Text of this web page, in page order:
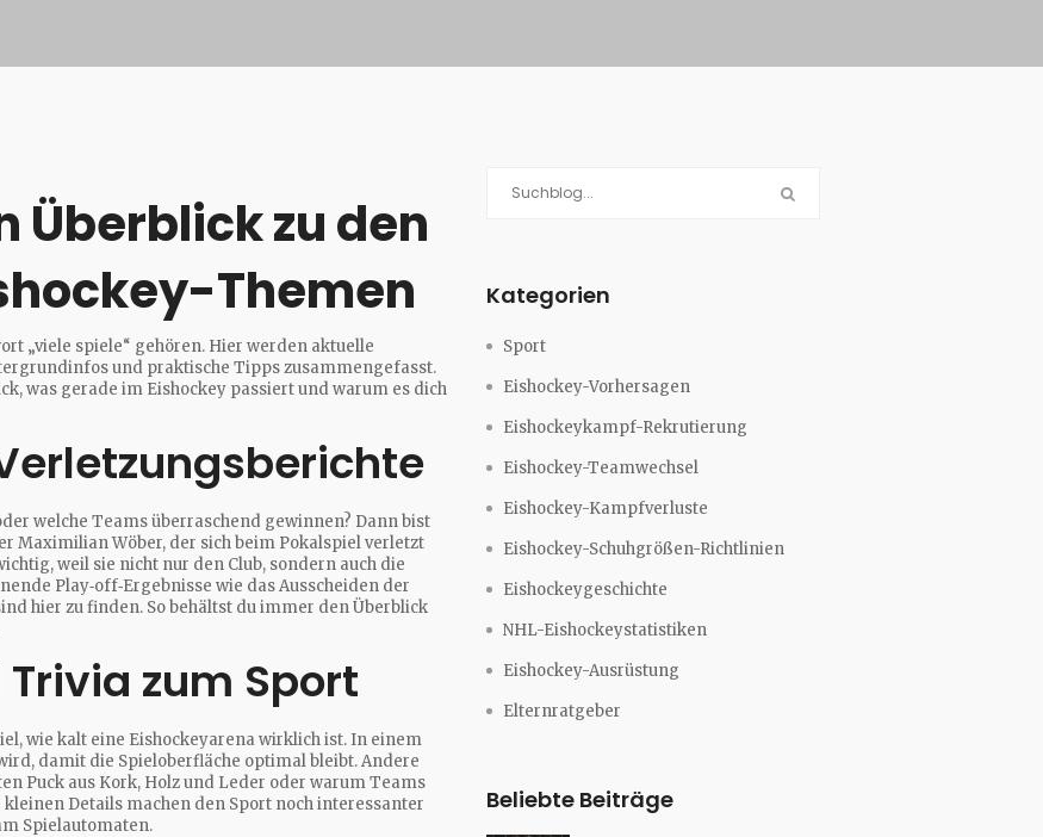
Überblick zu den
Themen
„viele spiele“ gehören. Hier werden aktuelle
und praktische Tipps zusammengefasst.
was gerade im Eishockey passiert und warum es dich
welche Teams überraschend gewinnen? Dann bist
Maximilian Wöber, der sich beim Pokalspiel verletzt
weil sie nicht nur den Club, sondern auch die
Play‑off‑Ergebnisse wie das Ausscheiden der
hier zu finden. So behältst du immer den Überblick
zum Sport
wie kalt eine Eishockeyarena wirklich ist. In einem
damit die Spieloberfläche optimal bleibt. Andere
Puck aus Kork, Holz und Leder oder warum Teams
Details machen den Sport noch interessanter
Spielautomaten.
Kategorien
Sport
Eishockey-Vorhersagen
Eishockeykampf-Rekrutierung
Eishockey-Teamwechsel
Eishockey-Kampfverluste
Eishockey-Schuhgrößen-Richtlinien
Eishockeygeschichte
NHL-Eishockeystatistiken
Eishockey-Ausrüstung
Elternratgeber
Beliebte Beiträge